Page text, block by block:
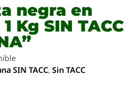
negra en
Kg SIN TACC
SIN TACC, Sin TACC